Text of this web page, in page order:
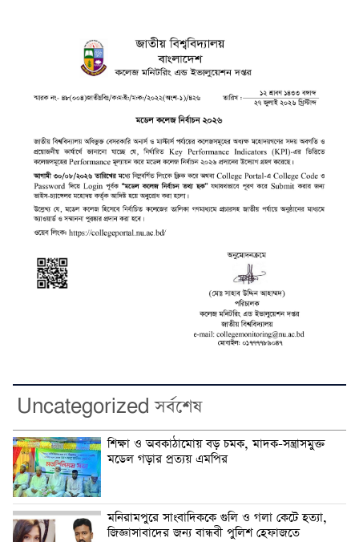
Uncategorized সর্বশেষ
শিক্ষা ও অবকাঠামোয় বড় চমক, মাদক-সন্ত্রাসমুক্ত
মডেল গড়ার প্রত্যয় এমপির
মনিরামপুরে সাংবাদিককে গুলি ও গলা কেটে হত্যা,
জিজ্ঞাসাবাদের জন্য বান্ধবী পুলিশ হেফাজতে